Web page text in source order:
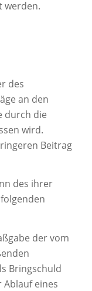
werden.
des
an den
durch die
wird.
Beitrag
des ihrer
der vom
Bringschuld
Ablauf eines